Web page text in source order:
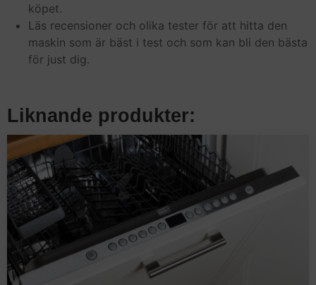
köpet.
Läs recensioner och olika tester för att hitta den
maskin som är bäst i test och som kan bli den bästa
för just dig.
Liknande produkter: